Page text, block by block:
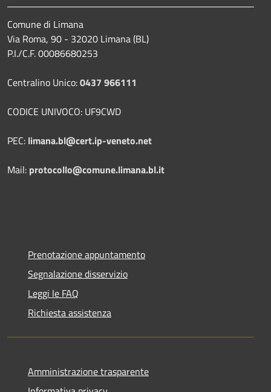
Comune di Limana
Via Roma, 90 - 32020 Limana (BL)
P.I./C.F. 00086680253
Centralino Unico:0437 966111
CODICE UNIVOCO: UF9CWD
PEC: limana.bl@cert.ip-veneto.net
Mail: protocollo@comune.limana.bl.it
Prenotazione appuntamento
Segnalazione disservizio
Leggi le FAQ
Richiesta assistenza
Amministrazione trasparente